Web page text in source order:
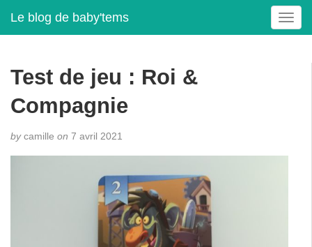
Le blog de baby'tems
T
o
i
Test de jeu : Roi &
Compagnie
bycamille on 7 avril 2021